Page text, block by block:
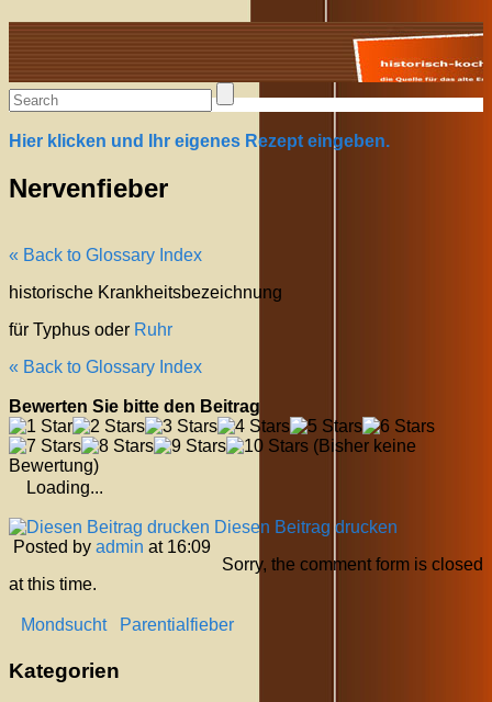
Alte Rezepte online
Hier klicken und Ihr eigenes Rezept eingeben.
Nervenfieber
« Back to Glossary Index
historische Krankheitsbezeichnung
für Typhus oder Ruhr
« Back to Glossary Index
Bewerten Sie bitte den Beitrag
(Bisher keine
Bewertung)
Loading...
Diesen Beitrag drucken
Posted by admin at 16:09
Sorry, the comment form is closed
at this time.
Mondsucht Parentialfieber
Kategorien